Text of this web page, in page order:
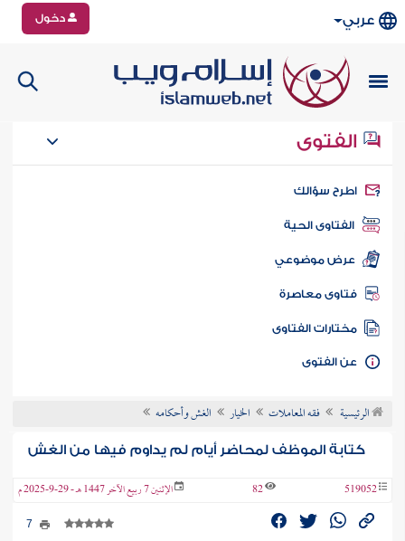
عربي دخول
الفتوى
سؤالك
الفتاوى الحية
عرض موضوعي
فتاوى معاصرة
مختارات الفتاوى
الفتوى
الرئيسية فقه المعاملات الخيار الغش وأحكامه
كتابة الموظف لمحاضر أيام لم يداوم فيها من الغش
519052
82 الإثنين 7 ربيع الآخر 1447 هـ - 29-9-2025 م